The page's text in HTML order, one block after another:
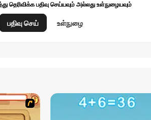
தெரிவிக்க பதிவு செய்யவும் அல்லது உள்நுழையவும்
பதிவு செய் உள்நுழை